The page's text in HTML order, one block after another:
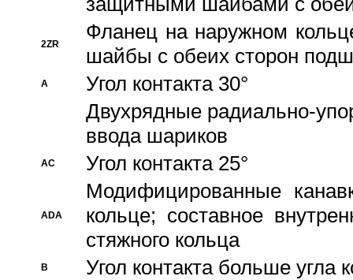
2ZR
Фланец на наружном
шайбы с обеих сторон
A
Угол контакта 30°
Двухрядные радиально-
ввода шариков
AC Угол контакта 25°
ADA
Модифицированные
кольце; составное
стяжного кольца
B Угол контакта больше угла